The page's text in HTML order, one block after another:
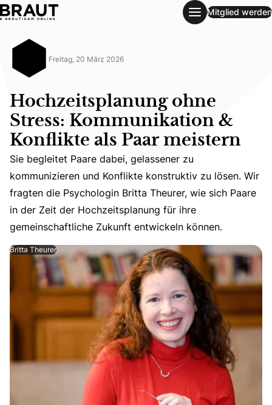
Hochzeitsplanung ohne Stress: Kommunikation & Konflikte
Mitglied werden
Freitag, 20 März 2026
Hochzeitsplanung ohne
Stress: Kommunikation &
Konflikte als Paar meistern
Sie begleitet Paare dabei, gelassener zu
Sie begleitet Paare dabei, gelassener zu
kommunizieren und Konflikte konstruktiv zu lösen. Wir
fragten die Psychologin Britta Theurer, wie sich Paare
in der Zeit der Hochzeitsplanung für ihre
gemeinschaftliche Zukunft entwickeln können.
Britta Theurer